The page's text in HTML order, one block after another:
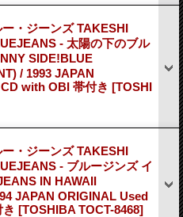
・ジーンズ TAKESHI
- 太陽の下のブル
SIDE!BLUE
/ 1993 JAPAN
with OBI 帯付き [TOSHI
・ジーンズ TAKESHI
- ブルージンズ イ
IN HAWAII
JAPAN ORIGINAL Used
[TOSHIBA TOCT-8468]